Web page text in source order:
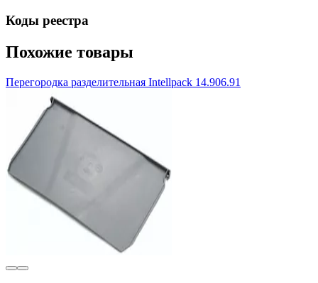
Коды реестра
Похожие товары
Перегородка разделительная Intellpack 14.906.91